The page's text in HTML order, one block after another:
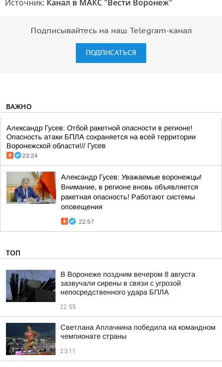
Источник: Канал в МАКС "Вести Воронеж"
Подписывайтесь на наш Telegram-канал
ПОДПИСАТЬСЯ
ВАЖНО
Александр Гусев: Отбой ракетной опасности в регионе!
Опасность атаки БПЛА сохраняется на всей территории
Воронежской области!// Гусев
23:24
Александр Гусев: Уважаемые воронежцы!
Внимание, в регионе вновь объявляется
ракетная опасность! Работают системы
оповещения
22:57
ТОП
В Воронеже поздним вечером 8 августа
зазвучали сирены в связи с угрозой
непосредственного удара БПЛА
22:55
Светлана Аплачкина победила на командном
чемпионате страны
23:11